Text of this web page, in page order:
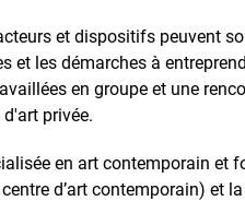
et dispositifs peuvent
et les démarches à
en groupe et une
privée.
en art contemporain et
d’art contemporain) et